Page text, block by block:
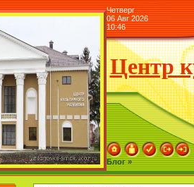
Четверг
06 Авг 2026
10:46
Центр
Блог »